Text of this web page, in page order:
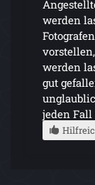
werden
werden
gut
jeden Fall